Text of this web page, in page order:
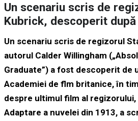
Un scenariu scris de
Kubrick, descoperit
Un scenariu scris de regizorul
autorul Calder Willingham
Graduate”) a fost descoperit de
Academiei de flm britanice, în
despre ultimul film al regizorului,
Adaptare a nuvelei din 1913, a